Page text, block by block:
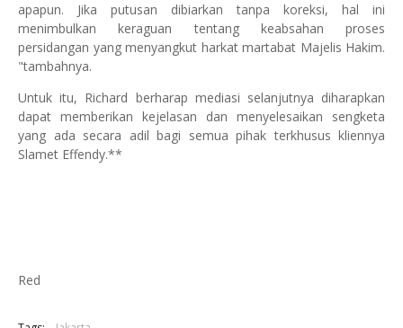
apapun. Jika putusan dibiarkan tanpa koreksi, hal ini
menimbulkan keraguan tentang keabsahan proses
persidangan yang menyangkut harkat martabat Majelis Hakim.
"tambahnya.
Untuk itu, Richard berharap mediasi selanjutnya diharapkan
dapat memberikan kejelasan dan menyelesaikan sengketa
yang ada secara adil bagi semua pihak terkhusus kliennya
Slamet Effendy.**
Red